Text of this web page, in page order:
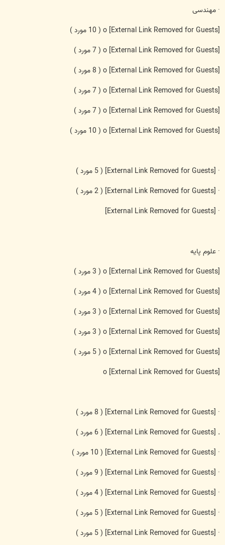
· مهندسی
o [External Link Removed for Guests]
( 10 مورد )
o [External Link Removed for Guests]
( 7 مورد )
o [External Link Removed for Guests]
( 8 مورد )
o [External Link Removed for Guests]
( 7 مورد )
o [External Link Removed for Guests]
( 7 مورد )
o [External Link Removed for Guests] ( 10 مورد )
·
[External Link Removed for Guests]
( 5 مورد )
·
[External Link Removed for Guests]
( 2 مورد )
·
[External Link Removed for Guests]
· علوم پایه
o [External Link Removed for Guests]
( 3 مورد )
o [External Link Removed for Guests]
( 4 مورد )
o [External Link Removed for Guests]
( 3 مورد )
o [External Link Removed for Guests]
( 3 مورد )
o [External Link Removed for Guests]
( 5 مورد )
o [External Link Removed for Guests]
·
[External Link Removed for Guests]
( 8 مورد )
.
[External Link Removed for Guests]
( 6 مورد )
·
[External Link Removed for Guests]
( 10 مورد )
·
[External Link Removed for Guests]
( 9 مورد )
·
[External Link Removed for Guests]
( 4 مورد )
·
[External Link Removed for Guests]
( 5 مورد )
·
[External Link Removed for Guests] ( 5 مورد )